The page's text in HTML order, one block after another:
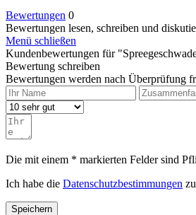
Bewertungen 0
Bewertungen lesen, schreiben und
Menü schließen
Kundenbewertungen für
Bewertung schreiben
Bewertungen werden nach Überprüfung
Die mit einem * markierten Felder sind
Ich habe die Datenschutzbestimmungen
Speichern